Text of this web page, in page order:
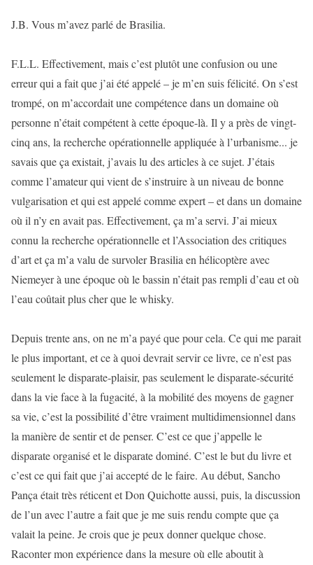
J.B. Vous m’avez parlé de Brasilia.
F.L.L. Effectivement, mais c’est plutôt une confusion ou une
erreur qui a fait que j’ai été appelé – je m’en suis félicité. On s’est
trompé, on m’accordait une compétence dans un domaine où
personne n’était compétent à cette époque-là. Il y a près de vingt-
cinq ans, la recherche opérationnelle appliquée à l’urbanisme... je
savais que ça existait, j’avais lu des articles à ce sujet. J’étais
comme l’amateur qui vient de s’instruire à un niveau de bonne
vulgarisation et qui est appelé comme expert – et dans un domaine
où il n’y en avait pas. Effectivement, ça m’a servi. J’ai mieux
connu la recherche opérationnelle et l’Association des critiques
d’art et ça m’a valu de survoler Brasilia en hélicoptère avec
Niemeyer à une époque où le bassin n’était pas rempli d’eau et où
l’eau coûtait plus cher que le whisky.
Depuis trente ans, on ne m’a payé que pour cela. Ce qui me parait
le plus important, et ce à quoi devrait servir ce livre, ce n’est pas
seulement le disparate-plaisir, pas seulement le disparate-sécurité
dans la vie face à la fugacité, à la mobilité des moyens de gagner
sa vie, c’est la possibilité d’être vraiment multidimensionnel dans
la manière de sentir et de penser. C’est ce que j’appelle le
disparate organisé et le disparate dominé. C’est le but du livre et
c’est ce qui fait que j’ai accepté de le faire. Au début, Sancho
Pança était très réticent et Don Quichotte aussi, puis, la discussion
de l’un avec l’autre a fait que je me suis rendu compte que ça
valait la peine. Je crois que je peux donner quelque chose.
Raconter mon expérience dans la mesure où elle aboutit à